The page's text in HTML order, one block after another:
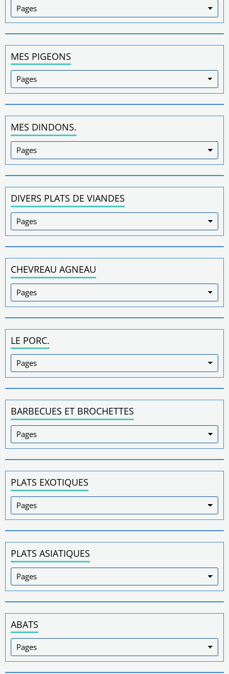
MES PIGEONS
MES DINDONS.
DIVERS PLATS DE VIANDES
CHEVREAU AGNEAU
LE PORC.
BARBECUES ET BROCHETTES
PLATS EXOTIQUES
PLATS ASIATIQUES
ABATS